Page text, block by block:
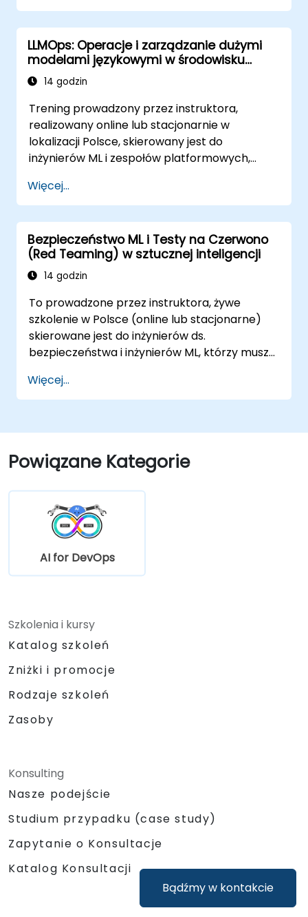
Bądźmy w kontakcie
LLMOps: Operacje i zarządzanie dużymi
modelami językowymi w środowisku
produkcyjnym
14 godzin
Trening prowadzony przez instruktora,
realizowany online lub stacjonarnie w
lokalizacji Polsce, skierowany jest do
inżynierów ML i zespołów platformowych,
operacyjne dla aplikacji napędzanych przez
LLM w skali enterprise.
Więcej...
Bezpieczeństwo ML i Testy na Czerwono
(Red Teaming) w sztucznej inteligencji
14 godzin
To prowadzone przez instruktora, żywe
szkolenie w Polsce (online lub stacjonarne)
skierowane jest do inżynierów ds.
bezpieczeństwa i inżynierów ML, którzy muszą
atakami na modele ML oraz aplikacje
wspierane przez LLM.
Więcej...
Powiązane Kategorie
AI for DevOps
Szkolenia i kursy
Katalog szkoleń
Zniżki i promocje
Rodzaje szkoleń
Zasoby
Konsulting
Nasze podejście
Studium przypadku (case study)
Zapytanie o Konsultacje
Katalog Konsultacji